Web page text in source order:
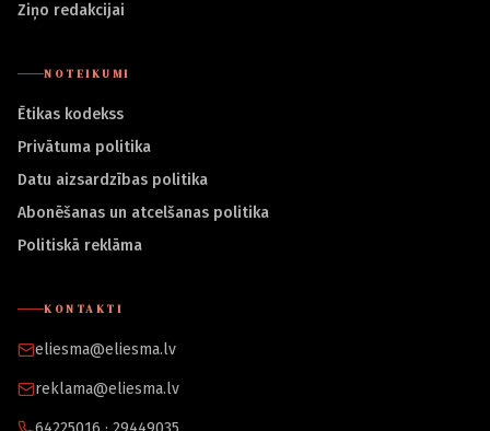
Ziņo redakcijai
NOTEIKUMI
Ētikas kodekss
Privātuma politika
Datu aizsardzības politika
Abonēšanas un atcelšanas politika
Politiskā reklāma
KONTAKTI
eliesma@eliesma.lv
reklama@eliesma.lv